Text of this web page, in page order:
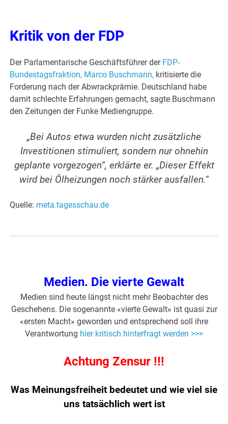
Kritik von der FDP
Der Parlamentarische Geschäftsführer der FDP-
Bundestagsfraktion, Marco Buschmann, kritisierte die
Forderung nach der Abwrackprämie. Deutschland habe
damit schlechte Erfahrungen gemacht, sagte Buschmann
den Zeitungen der Funke Mediengruppe.
„Bei Autos etwa wurden nicht zusätzliche
Investitionen stimuliert, sondern nur ohnehin
geplante vorgezogen“, erklärte er. „Dieser Effekt
wird bei Ölheizungen noch stärker ausfallen.“
Quelle: meta.tagesschau.de
Medien. Die vierte Gewalt
Medien sind heute längst nicht mehr Beobachter des
Geschehens. Die sogenannte «vierte Gewalt» ist quasi zur
«ersten Macht» geworden und entsprechend soll ihre
Verantwortung hier kritisch hinterfragt werden >>>
Achtung Zensur !!!
Was Meinungsfreiheit bedeutet und wie viel sie
uns tatsächlich wert ist